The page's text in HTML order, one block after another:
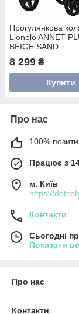
Прогулянкова
Lionelo ANNET
BEIGE SAND
8 299 ₴
Купити
Про нас
100%
Працює з
м. Київ
https://
Контакти
Сьогодні
Показати
Про нас
Контакти